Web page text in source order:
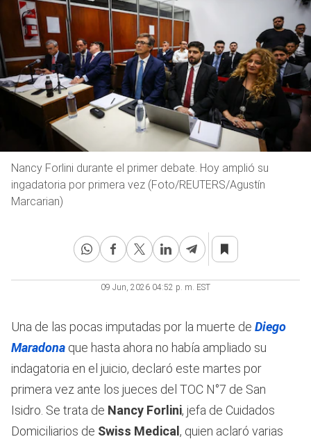
Nancy Forlini durante el primer debate. Hoy amplió su
ingadatoria por primera vez (Foto/REUTERS/Agustín
Marcarian)
09 Jun, 2026 04:52 p. m. EST
Una de las pocas imputadas por la muerte de Diego
Maradona que hasta ahora no había ampliado su
indagatoria en el juicio, declaró este martes por
primera vez ante los jueces del TOC N°7 de San
Isidro. Se trata de Nancy Forlini, jefa de Cuidados
Domiciliarios de Swiss Medical, quien aclaró varias